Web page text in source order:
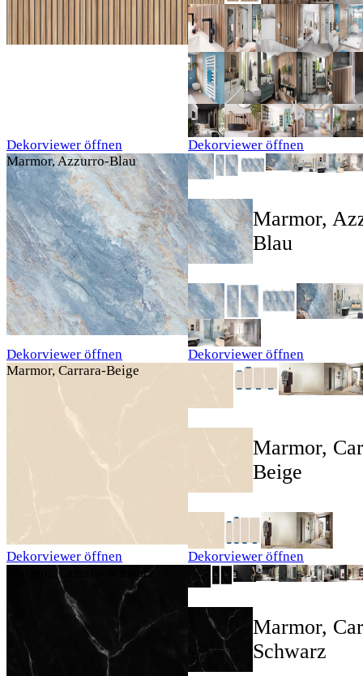
Dekorviewer öffnen
Dekorviewer öffnen
Marmor, Azzurro-Blau
Dekorviewer öffnen
Marmor,
Blau
Dekorviewer öffnen
Marmor, Carrara-Beige
Dekorviewer öffnen
Marmor,
Beige
Dekorviewer öffnen
Marmor, Carrara-Schwarz
Marmor,
Schwarz